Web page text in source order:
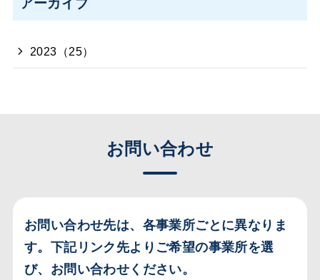
アーカイブ
2023（25）
お問い合わせ
お問い合わせ先は、各事業所ごとに異なりま
す。 下記リンク先よりご希望の事業所を選
び、お問い合わせください。